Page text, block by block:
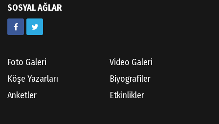
SOSYAL AĞLAR
Foto Galeri
Video Galeri
Köşe Yazarları
Biyografiler
Anketler
Etkinlikler